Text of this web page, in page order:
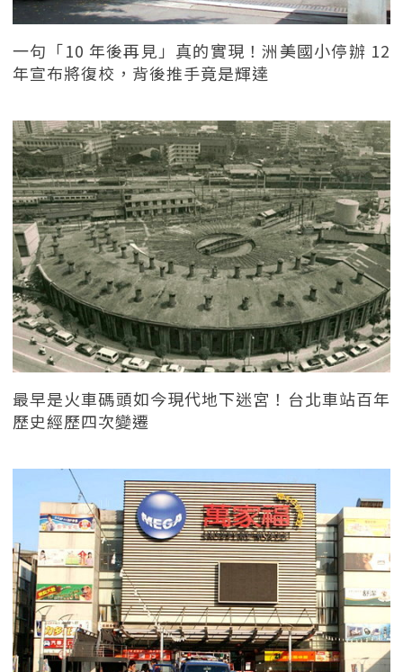
一句「10 年後再見」真的實現！洲美國小停辦 12
年宣布將復校，背後推手竟是輝達
最早是火車碼頭如今現代地下迷宮！台北車站百年
歷史經歷四次變遷